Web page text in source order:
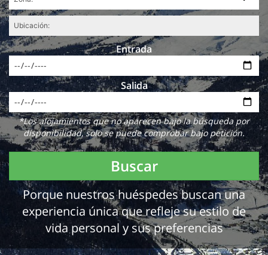
Entrada
Salida
*Los alojamientos que no aparecen bajo la búsqueda por
disponibilidad, solo se puede comprobar bajo petición.
Buscar
Porque nuestros huéspedes buscan una
experiencia única que refleje su estilo de
vida personal y sus preferencias